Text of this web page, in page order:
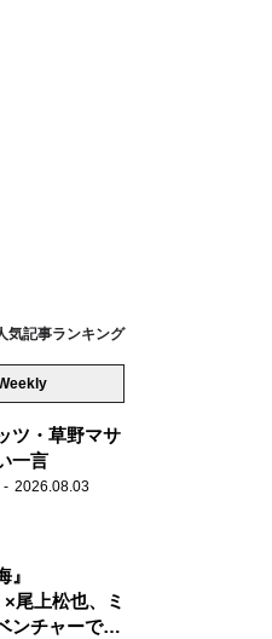
気記事ランキング
ツ・草野マサ
一言
2026.08.03
』
尾上松也、ミ
ンチャーで美